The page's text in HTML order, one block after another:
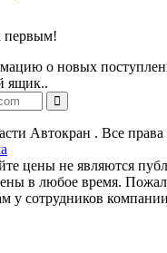
первым!
о новых
ящик..
Автокран . Все
цены не являются
в любое время.
у сотрудников